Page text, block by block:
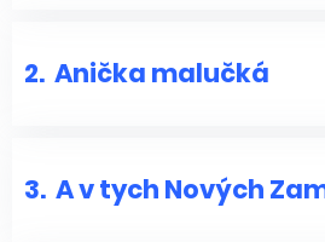
2. Anička malučká
3. A v tych Nových